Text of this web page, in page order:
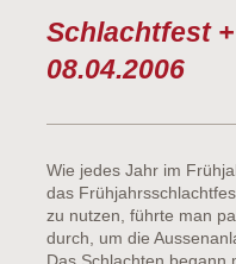
Schlachtfest
08.04.2006
Wie jedes Jahr im
das
zu nutzen, führte man
durch, um die